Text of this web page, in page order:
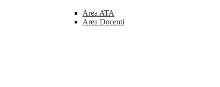
Area ATA
Area Docenti